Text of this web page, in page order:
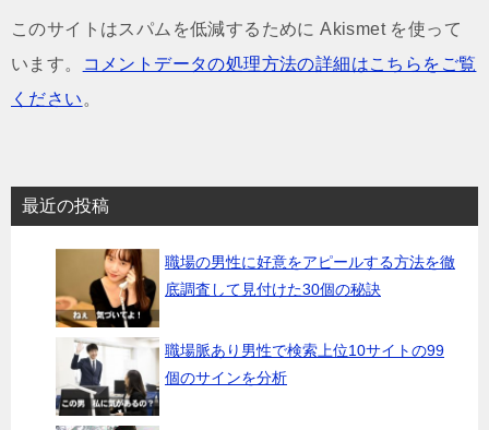
このサイトはスパムを低減するために Akismet を使って
います。
コメントデータの処理方法の詳細はこちらをご覧
ください 。
最近の投稿
職場の男性に好意をアピールする方法を徹
底調査して見付けた30個の秘訣
職場脈あり男性で検索上位10サイトの99
個のサインを分析